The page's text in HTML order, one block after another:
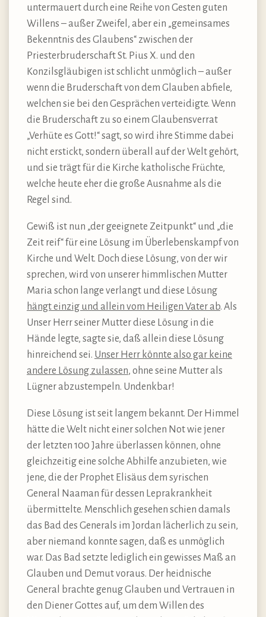
untermauert durch eine Reihe von Gesten guten
Willens – außer Zweifel, aber ein „gemeinsames
Bekenntnis des Glaubens“ zwischen der
Priesterbruderschaft St. Pius X. und den
Konzilsgläubigen ist schlicht unmöglich – außer
wenn die Bruderschaft von dem Glauben abfiele,
welchen sie bei den Gesprächen verteidigte. Wenn
die Bruderschaft zu so einem Glaubensverrat
„Verhüte es Gott!“ sagt, so wird ihre Stimme dabei
nicht erstickt, sondern überall auf der Welt gehört,
und sie trägt für die Kirche katholische Früchte,
welche heute eher die große Ausnahme als die
Regel sind.
Gewiß ist nun „der geeignete Zeitpunkt“ und „die
Zeit reif“ für eine Lösung im Überlebenskampf von
Kirche und Welt. Doch diese Lösung, von der wir
sprechen, wird von unserer himmlischen Mutter
Maria schon lange verlangt und diese Lösung
hängt einzig und allein vom Heiligen Vater ab. Als
Unser Herr seiner Mutter diese Lösung in die
Hände legte, sagte sie, daß allein diese Lösung
hinreichend sei. Unser Herr könnte also gar keine
andere Lösung zulassen, ohne seine Mutter als
Lügner abzustempeln. Undenkbar!
Diese Lösung ist seit langem bekannt. Der Himmel
hätte die Welt nicht einer solchen Not wie jener
der letzten 100 Jahre überlassen können, ohne
gleichzeitig eine solche Abhilfe anzubieten, wie
jene, die der Prophet Elisäus dem syrischen
General Naaman für dessen Leprakrankheit
übermittelte. Menschlich gesehen schien damals
das Bad des Generals im Jordan lächerlich zu sein,
aber niemand konnte sagen, daß es unmöglich
war. Das Bad setzte lediglich ein gewisses Maß an
Glauben und Demut voraus. Der heidnische
General brachte genug Glauben und Vertrauen in
den Diener Gottes auf, um dem Willen des